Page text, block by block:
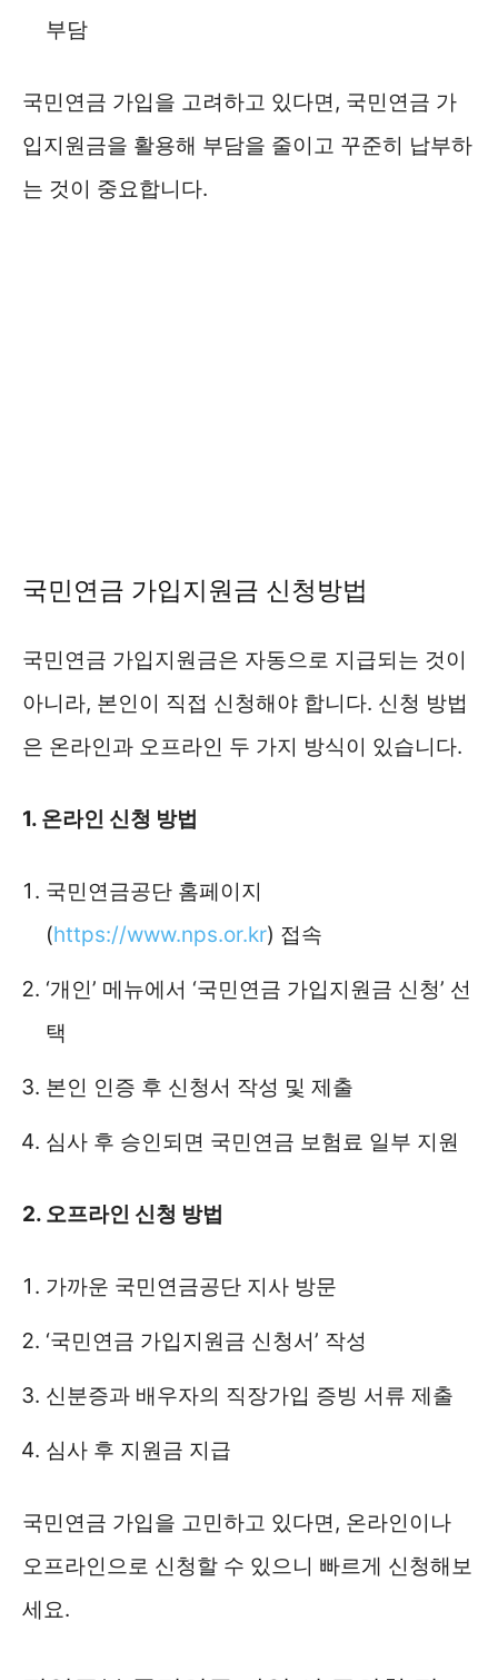
부담
국민연금 가입을 고려하고 있다면, 국민연금 가
입지원금을 활용해 부담을 줄이고 꾸준히 납부하
는 것이 중요합니다.
국민연금 가입지원금 신청방법
국민연금 가입지원금은 자동으로 지급되는 것이
아니라, 본인이 직접 신청해야 합니다. 신청 방법
은 온라인과 오프라인 두 가지 방식이 있습니다.
1. 온라인 신청 방법
국민연금공단 홈페이지
(https://www.nps.or.kr) 접속
‘개인’ 메뉴에서 ‘국민연금 가입지원금 신청’ 선
택
본인 인증 후 신청서 작성 및 제출
심사 후 승인되면 국민연금 보험료 일부 지원
2. 오프라인 신청 방법
가까운 국민연금공단 지사 방문
‘국민연금 가입지원금 신청서’ 작성
신분증과 배우자의 직장가입 증빙 서류 제출
심사 후 지원금 지급
국민연금 가입을 고민하고 있다면, 온라인이나
오프라인으로 신청할 수 있으니 빠르게 신청해보
세요.